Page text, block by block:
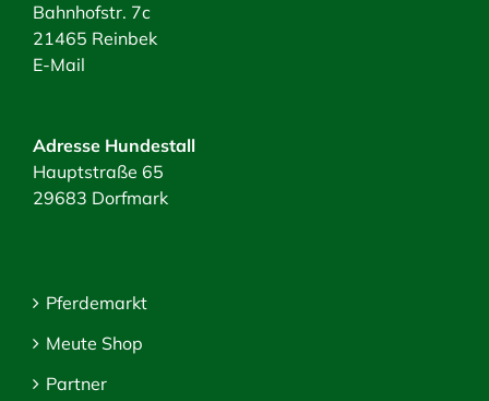
Bahnhofstr. 7c
21465 Reinbek
E-Mail
Adresse Hundestall
Hauptstraße 65
29683 Dorfmark
Pferdemarkt
Meute Shop
Partner